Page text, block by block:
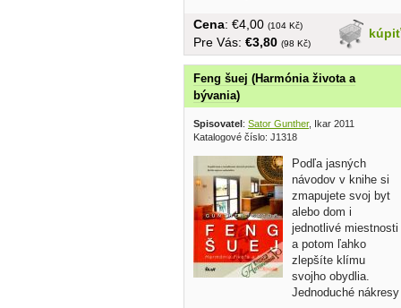
kúpiť
Cena: €4,00 (104 Kč)
Pre Vás: €3,80 (98 Kč)
Feng šuej (Harmónia života a
bývania)
Spisovatel : Sator Gunther, Ikar 2011
Katalogové číslo: J1318
Podľa jasných
návodov v knihe si
zmapujete svoj byt
alebo dom i
jednotlivé miestnosti
a potom ľahko
zlepšíte klímu
svojho obydlia.
Jednoduché nákresy